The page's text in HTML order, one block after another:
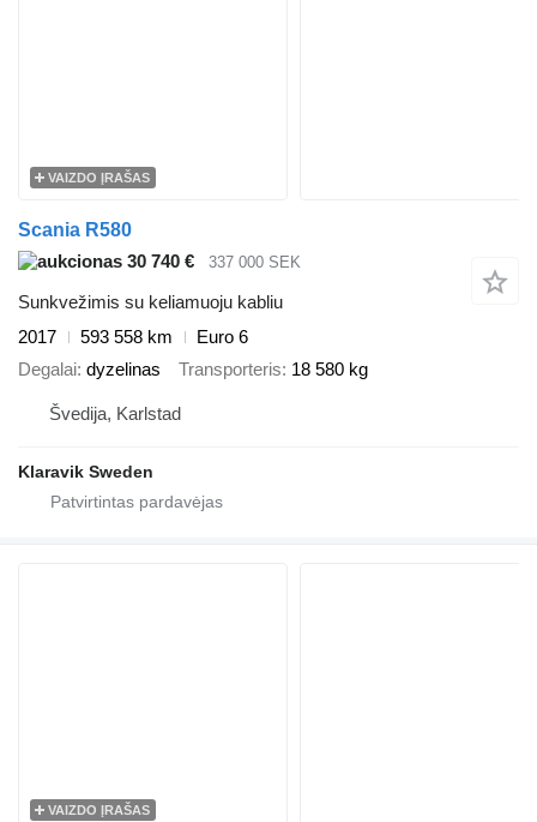
VAIZDO ĮRAŠAS
Scania R580
30 740 €
337 000 SEK
Sunkvežimis su keliamuoju kabliu
2017
593 558 km
Euro 6
Degalai dyzelinas Transporteris 18 580 kg
Švedija, Karlstad
Klaravik Sweden
VAIZDO ĮRAŠAS